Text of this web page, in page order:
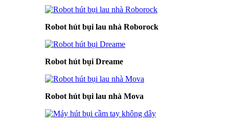
Robot hút bụi lau nhà Roborock
Robot hút bụi Dreame
Robot hút bụi lau nhà Mova